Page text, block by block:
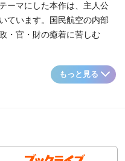
ーマにした本作は、主人公
ています。国民航空の内部
・官・財の癒着に苦しむ
もっと見る